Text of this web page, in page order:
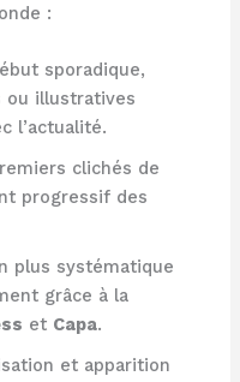
:
sporadique,
ou illustratives
l’actualité.
clichés de
progressif des
plus systématique
grâce à la
et Capa.
et apparition